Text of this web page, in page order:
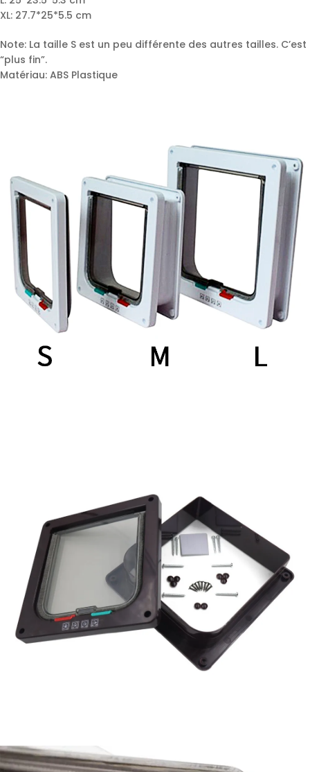
XL: 27.7*25*5.5 cm
Note: La taille S est un peu différente des autres tailles. C’est
“plus fin”.
Matériau: ABS Plastique